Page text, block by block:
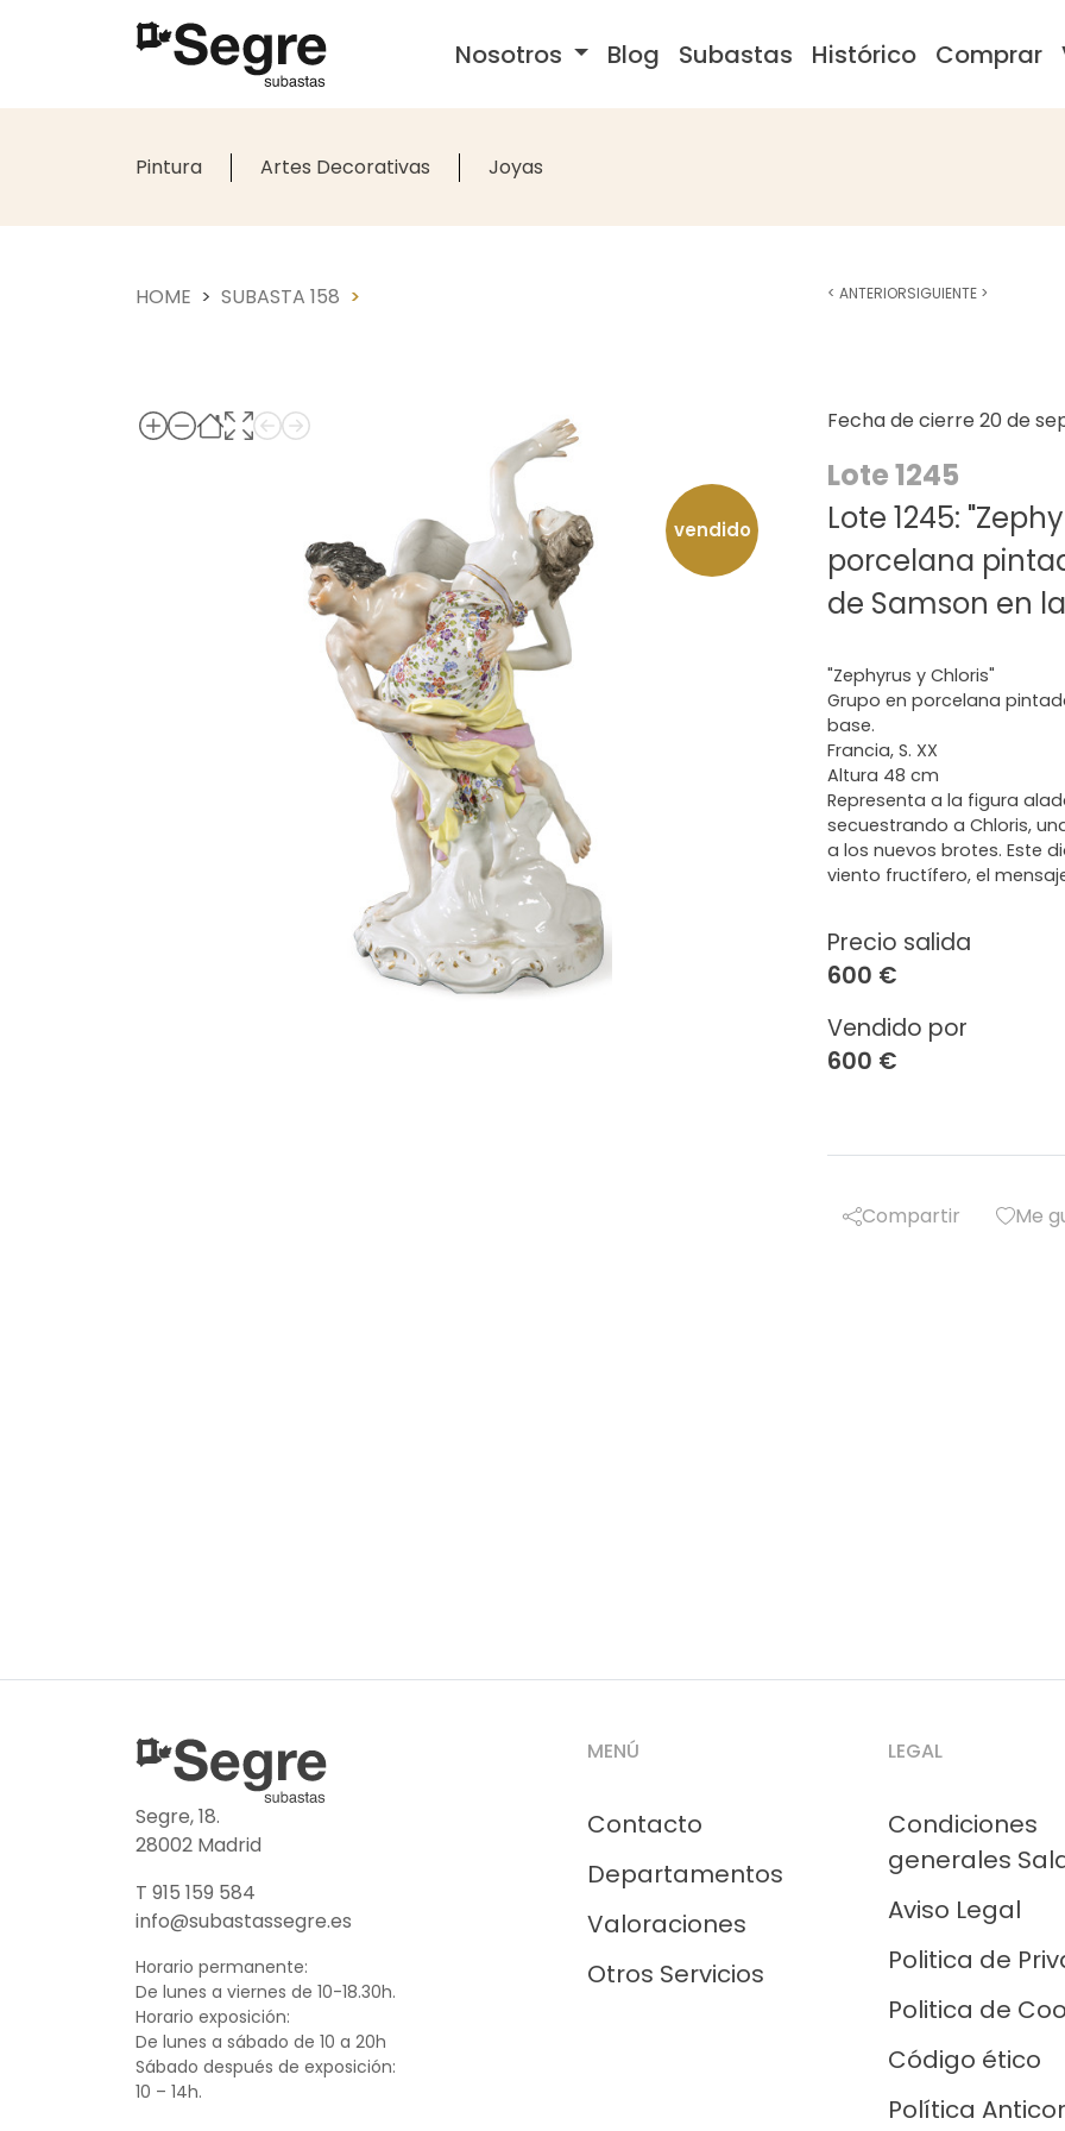
Nosotros Blog Subastas Histórico Comprar
Pintura Artes Decorativas Joyas
HOME SUBASTA 158
Fecha de cierre 20 de
Lote 1245
Lote 1245:
porcelana
de Samson en
vendido
Precio salida
600 €
Vendido por
600 €
"Zephyrus y Chloris"
Grupo en porcelana
base.
Francia, S. XX
Altura 48 cm
Representa a la figura
secuestrando a Chloris,
a los nuevos brotes. Este
viento fructífero, el
Compartir Me
< ANTERIORSIGUIENTE >
Segre, 18.
28002 Madrid
T 915 159 584
info@subastassegre.es
Horario permanente:
De lunes a viernes de 10-18.30h.
Horario exposición:
De lunes a sábado de 10 a 20h
Sábado después de exposición:
10 – 14h.
MENÚ
Contacto
Departamentos
Valoraciones
Otros Servicios
LEGAL
Condiciones
generales
Aviso Legal
Politica de
Politica de
Código ético
Política